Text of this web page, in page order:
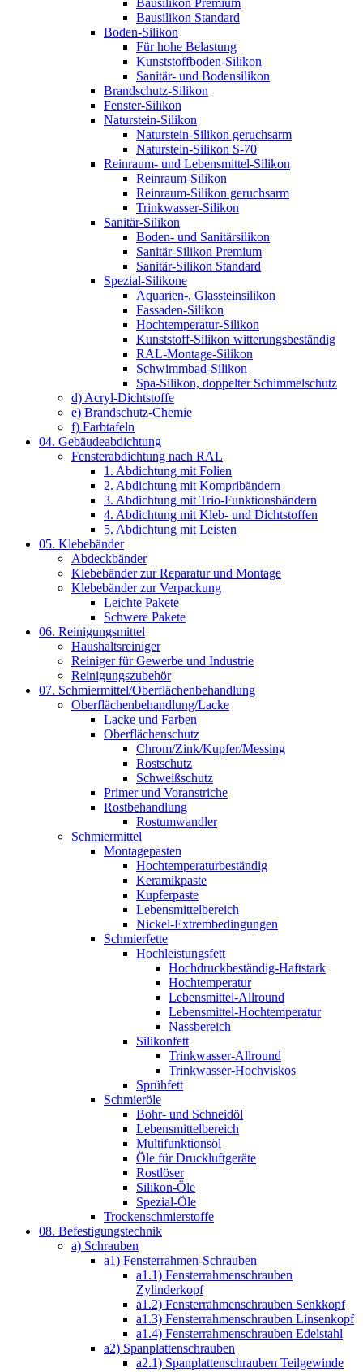
Bausilikon Premium
Bausilikon Standard
Boden-Silikon
Für hohe Belastung
Kunststoffboden-Silikon
Sanitär- und Bodensilikon
Brandschutz-Silikon
Fenster-Silikon
Naturstein-Silikon
Naturstein-Silikon geruchsarm
Naturstein-Silikon S-70
Reinraum- und Lebensmittel-Silikon
Reinraum-Silikon
Reinraum-Silikon geruchsarm
Trinkwasser-Silikon
Sanitär-Silikon
Boden- und Sanitärsilikon
Sanitär-Silikon Premium
Sanitär-Silikon Standard
Spezial-Silikone
Aquarien-, Glassteinsilikon
Fassaden-Silikon
Hochtemperatur-Silikon
Kunststoff-Silikon witterungsbeständig
RAL-Montage-Silikon
Schwimmbad-Silikon
Spa-Silikon, doppelter Schimmelschutz
d) Acryl-Dichtstoffe
e) Brandschutz-Chemie
f) Farbtafeln
04. Gebäudeabdichtung
Fensterabdichtung nach RAL
1. Abdichtung mit Folien
2. Abdichtung mit Kompribändern
3. Abdichtung mit Trio-Funktionsbändern
4. Abdichtung mit Kleb- und Dichtstoffen
5. Abdichtung mit Leisten
05. Klebebänder
Abdeckbänder
Klebebänder zur Reparatur und Montage
Klebebänder zur Verpackung
Leichte Pakete
Schwere Pakete
06. Reinigungsmittel
Haushaltsreiniger
Reiniger für Gewerbe und Industrie
Reinigungszubehör
07. Schmiermittel/Oberflächenbehandlung
Oberflächenbehandlung/Lacke
Lacke und Farben
Oberflächenschutz
Chrom/Zink/Kupfer/Messing
Rostschutz
Schweißschutz
Primer und Voranstriche
Rostbehandlung
Rostumwandler
Schmiermittel
Montagepasten
Hochtemperaturbeständig
Keramikpaste
Kupferpaste
Lebensmittelbereich
Nickel-Extrembedingungen
Schmierfette
Hochleistungsfett
Hochdruckbeständig-Haftstark
Hochtemperatur
Lebensmittel-Allround
Lebensmittel-Hochtemperatur
Nassbereich
Silikonfett
Trinkwasser-Allround
Trinkwasser-Hochviskos
Sprühfett
Schmieröle
Bohr- und Schneidöl
Lebensmittelbereich
Multifunktionsöl
Öle für Druckluftgeräte
Rostlöser
Silikon-Öle
Spezial-Öle
Trockenschmierstoffe
08. Befestigungstechnik
a) Schrauben
a1) Fensterrahmen-Schrauben
a1.1) Fensterrahmenschrauben
Zylinderkopf
a1.2) Fensterrahmenschrauben Senkkopf
a1.3) Fensterrahmenschrauben Linsenkopf
a1.4) Fensterrahmenschrauben Edelstahl
a2) Spanplattenschrauben
a2.1) Spanplattenschrauben Teilgewinde